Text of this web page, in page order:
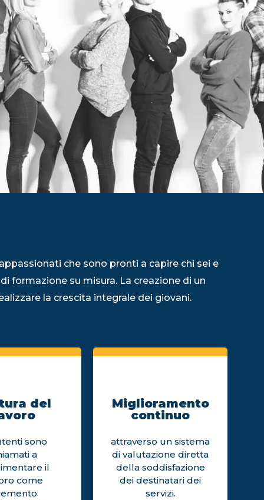
che sono pronti a capire chi sei e
formazione su misura. La creazione di un
la crescita integrale dei giovani.
del
sono
a
il
come
Miglioramento
continuo
attraverso un sistema
di valutazione diretta
della soddisfazione
dei destinatari dei
servizi.